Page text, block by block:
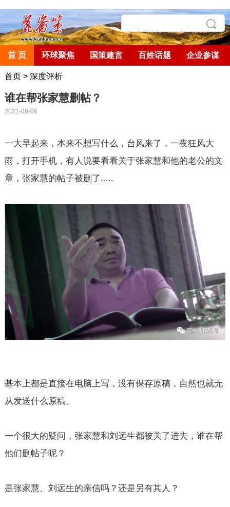
首 页 环球聚焦 国策建言 百姓话题 企业参谋
首页> 深度评析
谁在帮张家慧删帖？
2021-08-06
一大早起来，本来不想写什么，台风来了，一夜狂风大
雨，打开手机，有人说要看看关于张家慧和他的老公的文
章，张家慧的帖子被删了.....
基本上都是直接在电脑上写，没有保存原稿，自然也就无
从发送什么原稿。
一个很大的疑问，张家慧和刘远生都被关了进去，谁在帮
他们删帖子呢？
是张家慧、刘远生的亲信吗？还是另有其人？